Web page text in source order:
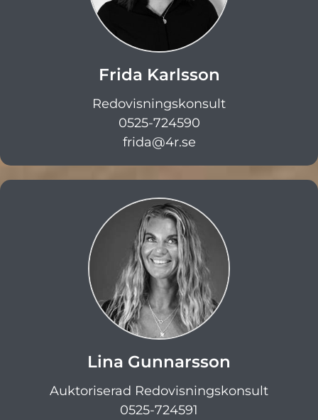
Frida Karlsson
Redovisningskonsult
0525-724590
frida@4r.se
Lina Gunnarsson
Auktoriserad Redovisningskonsult
0525-724591